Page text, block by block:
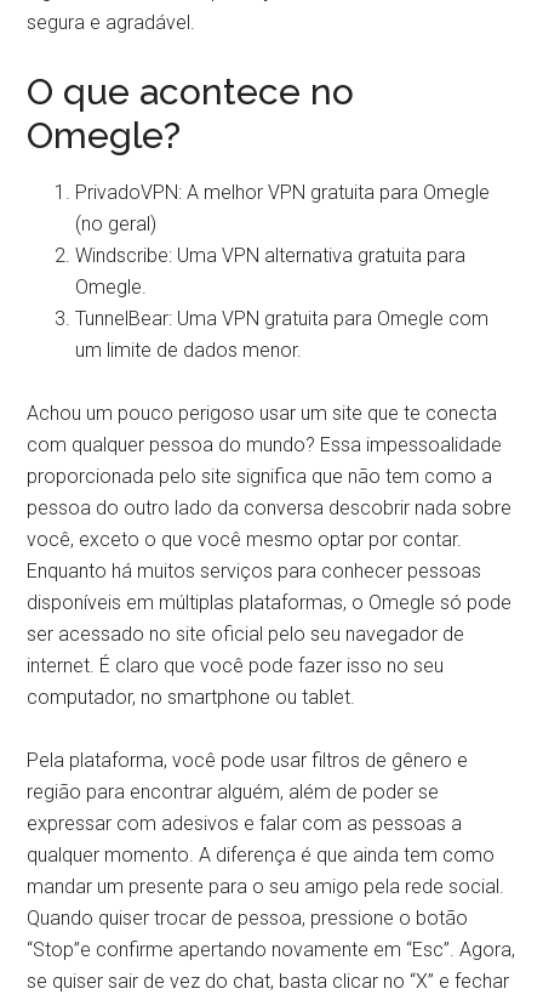
segura e agradável.
O que acontece no
Omegle?
PrivadoVPN: A melhor VPN gratuita para Omegle
(no geral)
Windscribe: Uma VPN alternativa gratuita para
Omegle.
TunnelBear: Uma VPN gratuita para Omegle com
um limite de dados menor.
Achou um pouco perigoso usar um site que te conecta
com qualquer pessoa do mundo? Essa impessoalidade
proporcionada pelo site significa que não tem como a
pessoa do outro lado da conversa descobrir nada sobre
você, exceto o que você mesmo optar por contar.
Enquanto há muitos serviços para conhecer pessoas
disponíveis em múltiplas plataformas, o Omegle só pode
ser acessado no site oficial pelo seu navegador de
internet. É claro que você pode fazer isso no seu
computador, no smartphone ou tablet.
Pela plataforma, você pode usar filtros de gênero e
região para encontrar alguém, além de poder se
expressar com adesivos e falar com as pessoas a
qualquer momento. A diferença é que ainda tem como
mandar um presente para o seu amigo pela rede social.
Quando quiser trocar de pessoa, pressione o botão
“Stop”e confirme apertando novamente em “Esc”. Agora,
se quiser sair de vez do chat, basta clicar no “X” e fechar